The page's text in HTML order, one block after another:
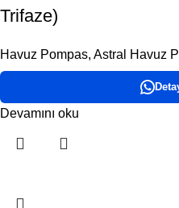
Trifaze)
Havuz Pompas, Astral Havuz
Devamını oku